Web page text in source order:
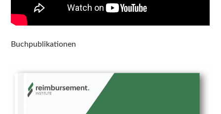
Buchpublikationen